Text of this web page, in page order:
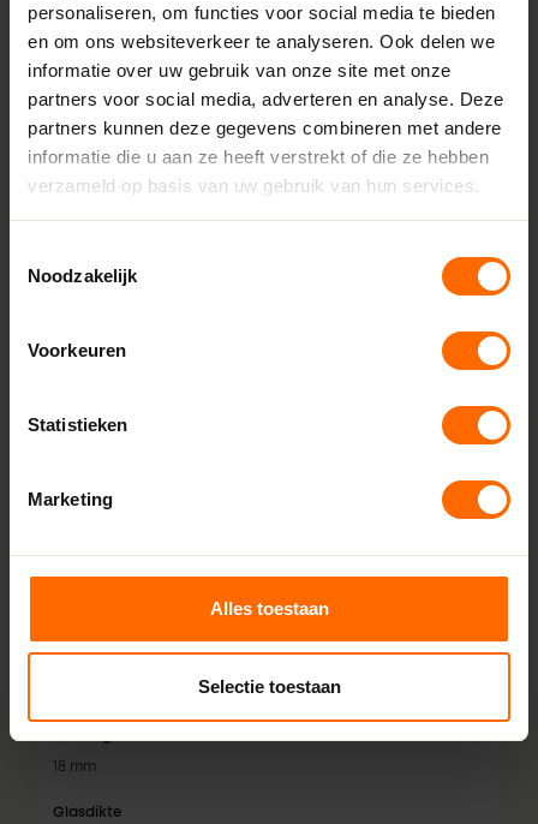
personaliseren, om functies voor social media te bieden
en om ons websiteverkeer te analyseren. Ook delen we
informatie over uw gebruik van onze site met onze
partners voor social media, adverteren en analyse. Deze
partners kunnen deze gegevens combineren met andere
informatie die u aan ze heeft verstrekt of die ze hebben
verzameld op basis van uw gebruik van hun services.
Noodzakelijk
Voorkeuren
Statistieken
Marketing
Alles toestaan
Selectie toestaan
Eigenschappen
SKU
SKO-VDBZL001
Profiel
Inbouwdiepte
Minimale breedte
Maximale breedte
Maximale hoogte
18 mm
Glasdikte